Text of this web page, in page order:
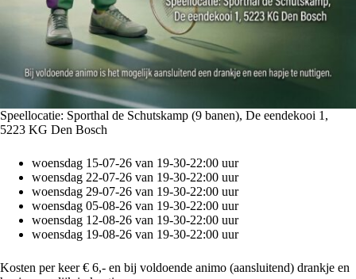
Speellocatie: Sporthal de Schutskamp (9 banen), De eendekooi 1,
5223 KG Den Bosch
woensdag 15-07-26 van 19-30-22:00 uur
woensdag 22-07-26 van 19-30-22:00 uur
woensdag 29-07-26 van 19-30-22:00 uur
woensdag 05-08-26 van 19-30-22:00 uur
woensdag 12-08-26 van 19-30-22:00 uur
woensdag 19-08-26 van 19-30-22:00 uur
Kosten per keer € 6,- en bij voldoende animo (aansluitend) drankje en